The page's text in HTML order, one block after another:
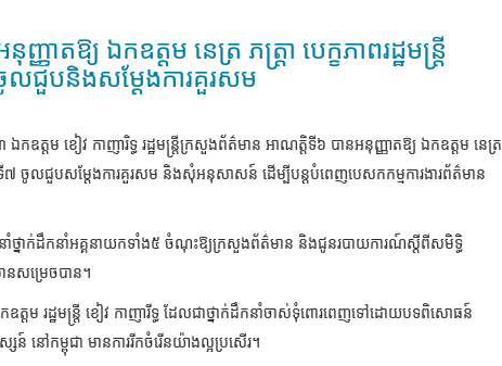
ញាតឱ្យ ឯកឧត្តម នេត្រ ភត្ត្រា បេក្ខភាពរដ្ឋមន្ត្រី
ជួបនិងសម្តែងការគួរសម
ឧត្តម ខៀវ កាញារិទ្ធ រដ្ឋមន្ត្រីក្រសួងព័ត៌មាន អាណត្តិទី៦ បានអនុញ្ញាតឱ្យ ឯកឧត្តម នេត្រ
តិទី៧ ចូលជួបសម្តែងការគួរសម និងសុំអនុសាសន៍ ដើម្បីបន្តបំពេញបេសកកម្មការងារព័ត៌មាន
ណែនាំថ្នាក់ដឹកនាំអគ្គនាយកទាំង៥ ចំណុះឱ្យក្រសួងព័ត៌មាន និងជូនរបាយការណ៍ស្តីពីសមិទ្ធិ
នសម្រេចបាន។
ត្តម រដ្ឋមន្រ្តី ខៀវ កាញារីទ្ធ ដែលជាថ្នាក់ដឹកនាំចាស់ទុំពោរពេញទៅដោយបទពិសោធន៍
ន៍ នៅកម្ពុជា មានការរីកចំរើនយ៉ាងល្អប្រសើរ។